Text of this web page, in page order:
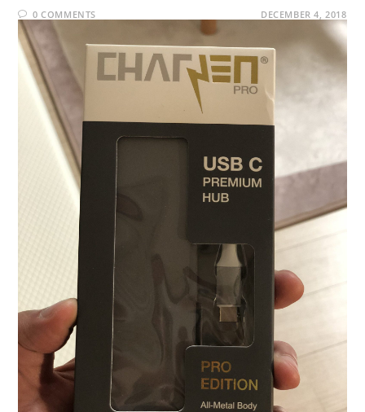
0 COMMENTS DECEMBER 4, 2018